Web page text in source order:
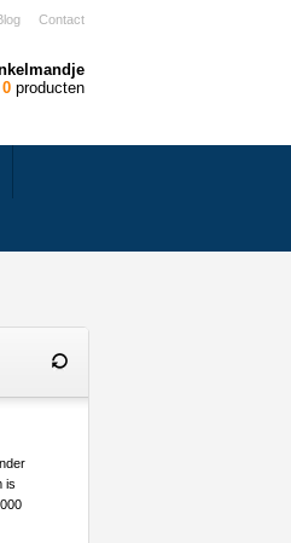
Contact
0producten
is